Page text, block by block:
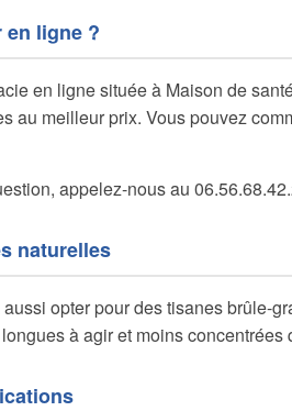
en ligne ?
en ligne située à Maison de
au meilleur prix. Vous pouvez
appelez-nous au
naturelles
opter pour des tisanes brûle-
à agir et moins concentrées